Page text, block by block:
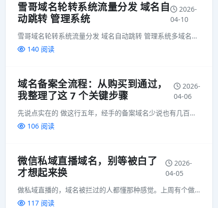
雪哥域名轮转系统流量分发 域名自
动跳转 管理系统
2026-
04-10
雪哥域名轮转系统流量分发 域名自动跳转 管理系统多域名智能轮转 · 访问自动均衡 · 超限自动切换直播域名老是被封？ &nbs...
140 阅读
域名备案全流程：从购买到通过，
我整理了这 7 个关键步骤
2026-
04-06
先说点实在的 做这行五年，经手的备案域名少说也有几百个。经常有人问我：雪哥，备案域名到底怎么选？流程复杂吗？会不会踩坑？ 今天就花点时间，把整个流程捋一遍。不说虚的，只讲实操。 第一步：选域名是基础...
106 阅读
微信私域直播域名，别等被白了
才想起来换
2026-
04-05
做私域直播的，域名被拦过的人都懂那种感觉。上周有个做知识付费的客户，直播间进了两千多人，正讲到高潮，链接红了。观众打不开，订单付不了款，当场损失好几万。后来找我，说能不能解封。我说救不了，换个域名吧。...
117 阅读